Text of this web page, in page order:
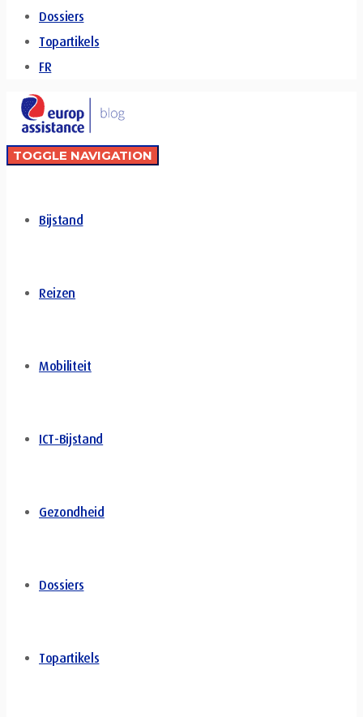
Dossiers
Topartikels
FR
TOGGLE NAVIGATION
Bijstand
Reizen
Mobiliteit
ICT-Bijstand
Gezondheid
Dossiers
Topartikels